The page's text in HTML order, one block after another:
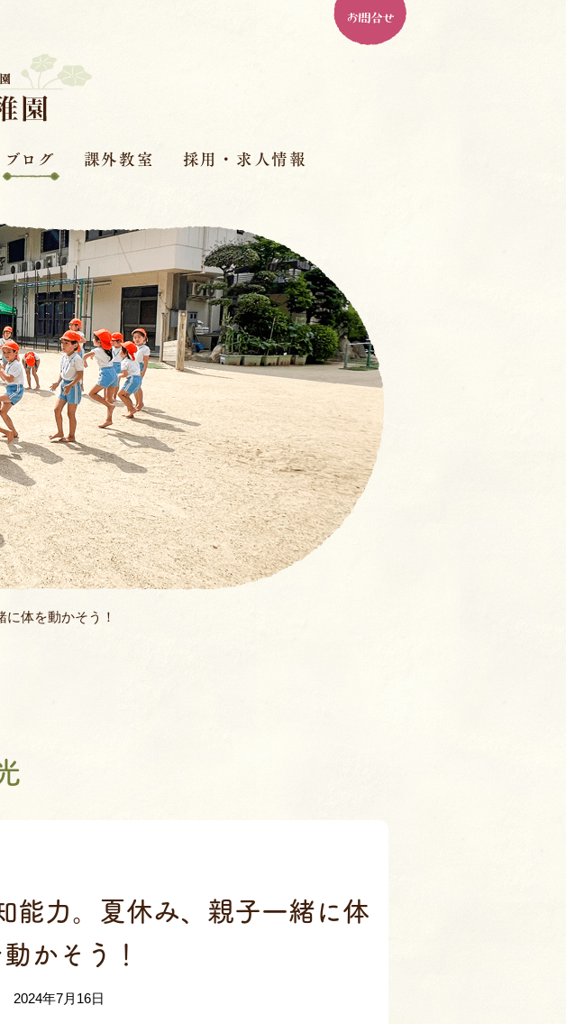
ブログ
実ダイアリー
赤色赤光
課外教室
キンダースクール
体操教室
ピアノ教室
バイオリン教室
バレエ教室
空手教室
書道教室
ロボット教室
採用・求人情報
パドマで働く、１０の魅力
人材育成
先輩の先生のインタビュー
スペシャル座談会
【NEW！】募集要項：新卒採
用 (2027年度)・中途採用(随
時)の流れ
奨学⾦返済⽀援制度とは
よくあるご質問
お問合せ
体を動かそう！
力。夏休み、親子一緒に体
かそう！
2024年7月16日